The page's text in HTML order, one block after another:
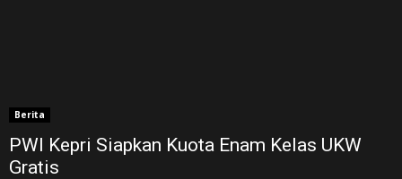
Berita
PWI Kepri Siapkan Kuota Enam Kelas UKW
Gratis